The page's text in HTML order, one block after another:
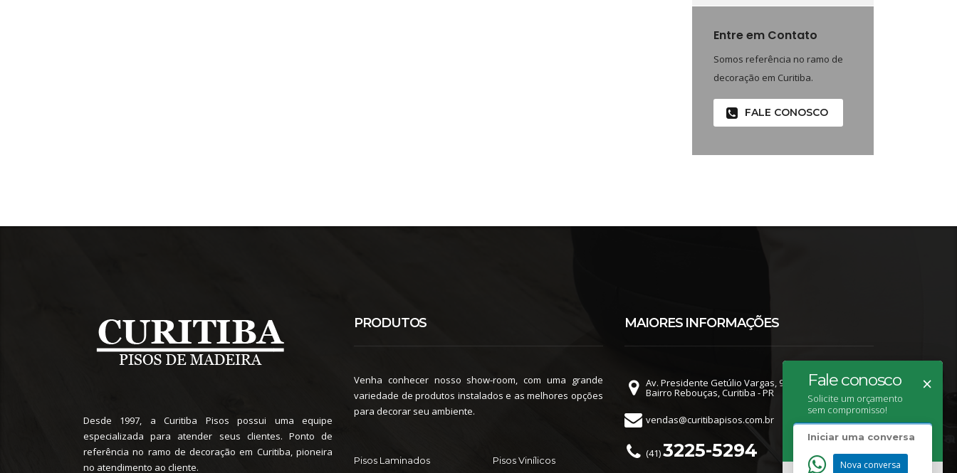
×
Fale conosco
Solicite um orçamento
sem compromisso!
Iniciar uma conversa
Nova conversa
Entre em Contato
Somos referência no ramo de
decoração em Curitiba.
FALE CONOSCO
Desde 1997, a Curitiba Pisos possui uma equipe
especializada para atender seus clientes. Ponto de
referência no ramo de decoração em Curitiba, pioneira
no atendimento ao cliente.
PRODUTOS
Venha conhecer nosso show-room, com uma grande
variedade de produtos instalados e as melhores opções
para decorar seu ambiente.
Pisos Laminados Pisos Vinílicos
MAIORES INFORMAÇÕES
Av. Presidente Getúlio Vargas, 987
Bairro Rebouças, Curitiba - PR
vendas@curitibapisos.com.br
(41)3225-5294